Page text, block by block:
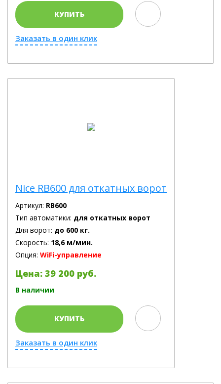
КУПИТЬ
Заказать в один клик
Nice RB600 для откатных ворот
Артикул: RB600
Тип автоматики: для откатных ворот
Для ворот: до 600 кг.
Скорость: 18,6 м/мин.
Опция: WiFi-управление
Цена: 39 200 руб.
В наличии
КУПИТЬ
Заказать в один клик